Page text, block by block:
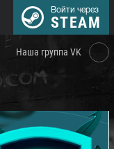
Войти через
STEAM
Наша группа VK